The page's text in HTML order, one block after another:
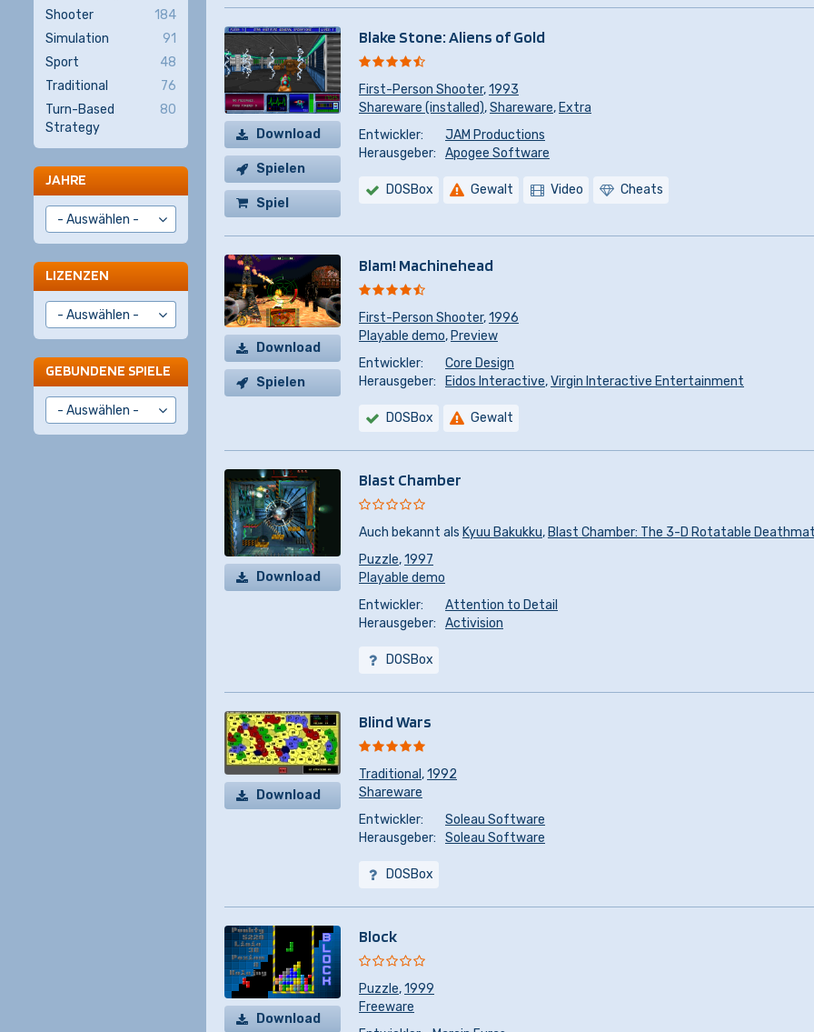
Download
Spielen
Spiel
Blake Stone: Aliens of Gold
First-Person Shooter,1993
Shareware (installed),Shareware, Extra
Entwickler:
JAM Productions
Herausgeber:
Apogee Software
DOSBox Gewalt Video Cheats
Download
Spielen
Blam! Machinehead
First-Person Shooter,1996
Playable demo, Preview
Entwickler:
Core Design
Herausgeber:
Eidos Interactive,Virgin Interactive Entertainment
DOSBox Gewalt
Download
Blast Chamber
Auch bekannt als Kyuu Bakukku, Blast Chamber: The 3-D Rotatable
Puzzle,1997
Playable demo
Entwickler:
Attention to Detail
Herausgeber:
Activision
DOSBox
Download
Blind Wars
Traditional ,1992
Shareware
Entwickler:
Soleau Software
Herausgeber:
Soleau Software
DOSBox
Download
Block
Puzzle,1999
Freeware
Shooter
184
Simulation
91
Sport
48
Traditional
76
Turn-Based
Strategy
80
JAHRE
LIZENZEN
GEBUNDENE SPIELE